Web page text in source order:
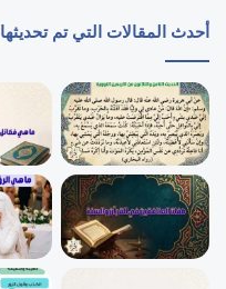
أحدث المقالات التي تم تحديثها